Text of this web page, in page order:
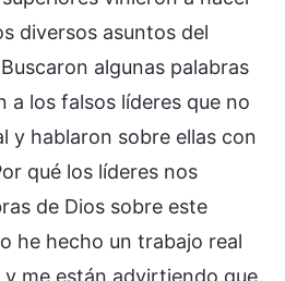
diversos asuntos del
algunas palabras
a los falsos líderes que no
y hablaron sobre ellas con
qué los líderes nos
de Dios sobre este
he hecho un trabajo real
me están advirtiendo que,